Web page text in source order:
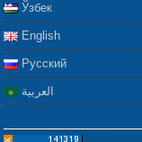
Ўзбек
English
Русский
العربية